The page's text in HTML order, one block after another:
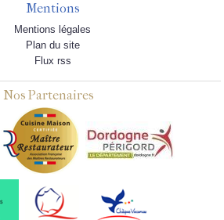
Mentions
Mentions légales
Plan du site
Flux rss
Nos Partenaires